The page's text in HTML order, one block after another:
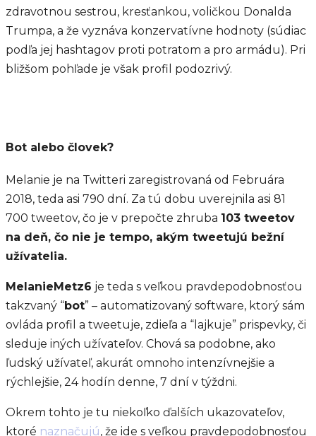
zdravotnou sestrou, kresťankou, voličkou Donalda
Trumpa, a že vyznáva konzervatívne hodnoty (súdiac
podľa jej hashtagov proti potratom a pro armádu). Pri
bližšom pohľade je však profil podozrivý.
Bot alebo človek?
Melanie je na Twitteri zaregistrovaná od Februára
2018, teda asi 790 dní. Za tú dobu uverejnila asi 81
700 tweetov, čo je v prepočte zhruba 103 tweetov
na deň, čo nie je tempo, akým tweetujú bežní
užívatelia.
MelanieMetz6 je teda s veľkou pravdepodobnosťou
takzvaný “bot” – automatizovaný software, ktorý sám
ovláda profil a tweetuje, zdieľa a “lajkuje” prispevky, či
sleduje iných užívateľov. Chová sa podobne, ako
ľudský užívateľ, akurát omnoho intenzívnejšie a
rýchlejšie, 24 hodín denne, 7 dní v týždni.
Okrem tohto je tu niekoľko ďalších ukazovateľov,
ktoré naznačujú, že ide s veľkou pravdepodobnosťou